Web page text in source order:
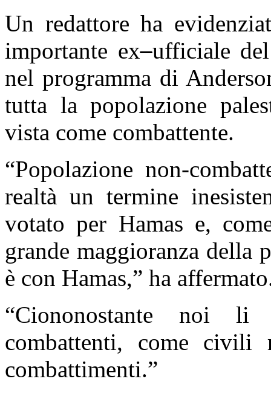
Un redattore ha
importante ex–ufficiale
nel programma di
tutta la popolazione
vista come combattente.
“Popolazione non-
realtà un termine
votato per Hamas e,
grande maggioranza della
è con Hamas,” ha
“Ciononostante noi li
combattenti, come civili
combattimenti.”